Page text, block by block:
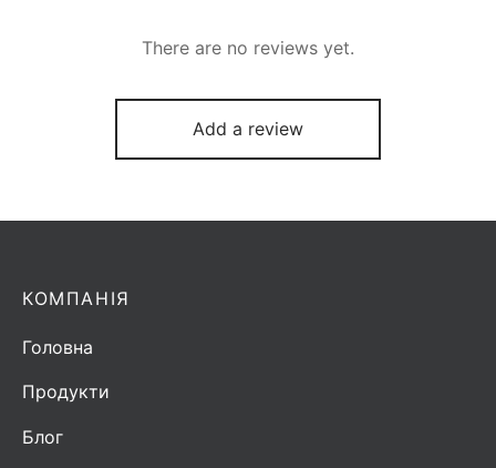
There are no reviews yet.
Add a review
КОМПАНІЯ
Головна
Продукти
Блог